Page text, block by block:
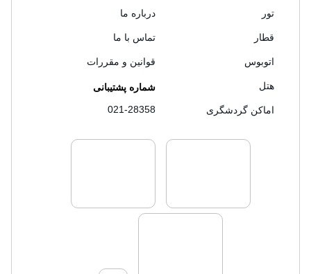
تور
قطار
اتوبوس
هتل
اماکن گردشگری
درباره ما
تماس با ما
قوانین و مقررات
شماره پشتیبانی
021-28358
لایسنس های فروش سفرتاپلایسنس های
لایسنس های فروش سفرتاپ